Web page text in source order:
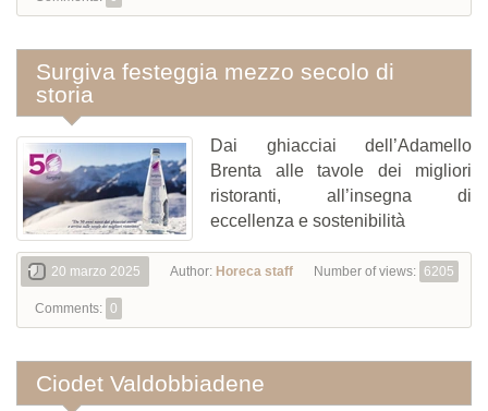
Surgiva festeggia mezzo secolo di
storia
Dai ghiacciai dell’Adamello
Brenta alle tavole dei migliori
ristoranti, all’insegna di
eccellenza e sostenibilità
20 marzo 2025 Author: Horeca staff Number of views: 6205
Comments: 0
Ciodet Valdobbiadene